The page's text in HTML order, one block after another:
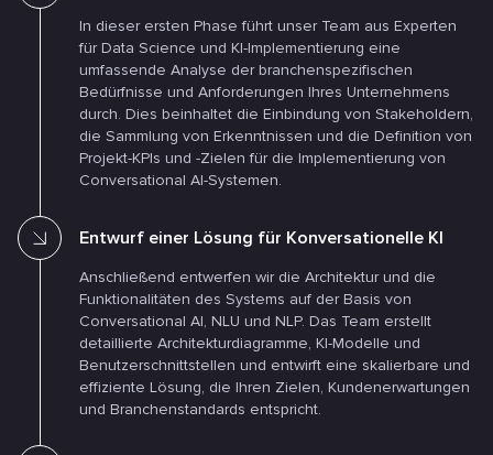
In dieser ersten Phase führt unser Team aus Experten
für Data Science und KI-Implementierung eine
umfassende Analyse der branchenspezifischen
Bedürfnisse und Anforderungen Ihres Unternehmens
durch. Dies beinhaltet die Einbindung von Stakeholdern,
die Sammlung von Erkenntnissen und die Definition von
Projekt-KPIs und -Zielen für die Implementierung von
Conversational AI-Systemen.
Entwurf einer Lösung für Konversationelle KI
Anschließend entwerfen wir die Architektur und die
Funktionalitäten des Systems auf der Basis von
Conversational AI, NLU und NLP. Das Team erstellt
detaillierte Architekturdiagramme, KI-Modelle und
Benutzerschnittstellen und entwirft eine skalierbare und
effiziente Lösung, die Ihren Zielen, Kundenerwartungen
und Branchenstandards entspricht.